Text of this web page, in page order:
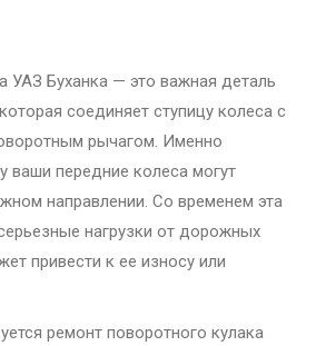
УАЗ Буханка — это важная деталь
соединяет ступицу колеса с
рычагом. Именно
ваши передние колеса могут
направлении. Со временем эта
нагрузки от дорожных
привести к ее износу или
ремонт поворотного кулака